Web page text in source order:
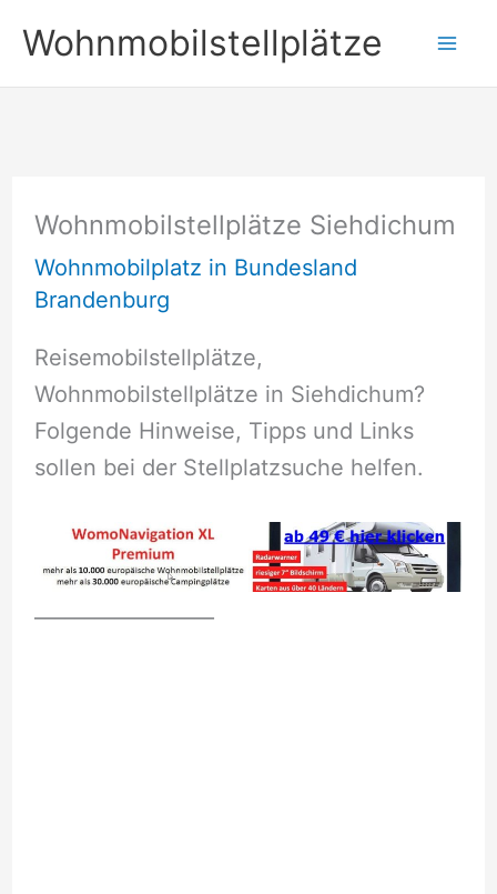
Inhalt
springen
Wohnmobilstellplätze
Wohnmobilstellplätze Siehdichum
Wohnmobilplatz in Bundesland
Brandenburg
Reisemobilstellplätze,
Wohnmobilstellplätze in Siehdichum?
Folgende Hinweise, Tipps und Links
sollen bei der Stellplatzsuche helfen.